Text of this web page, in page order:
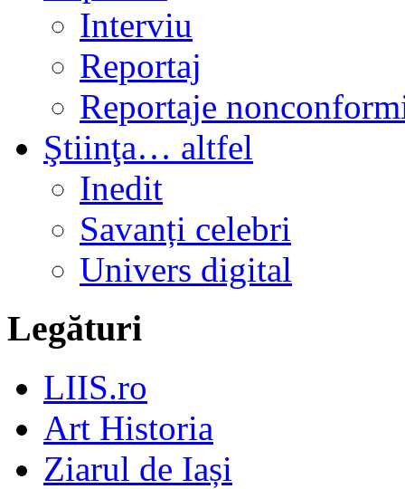
Interviu
Reportaj
Reportaje
Ştiinţa… altfel
Inedit
Savanți celebri
Univers digital
Legături
LIIS.ro
Art Historia
Ziarul de Iași